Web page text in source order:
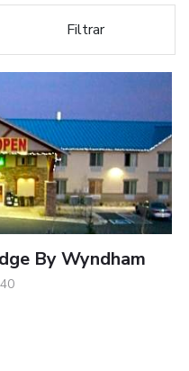
Filtrar
By Wyndham